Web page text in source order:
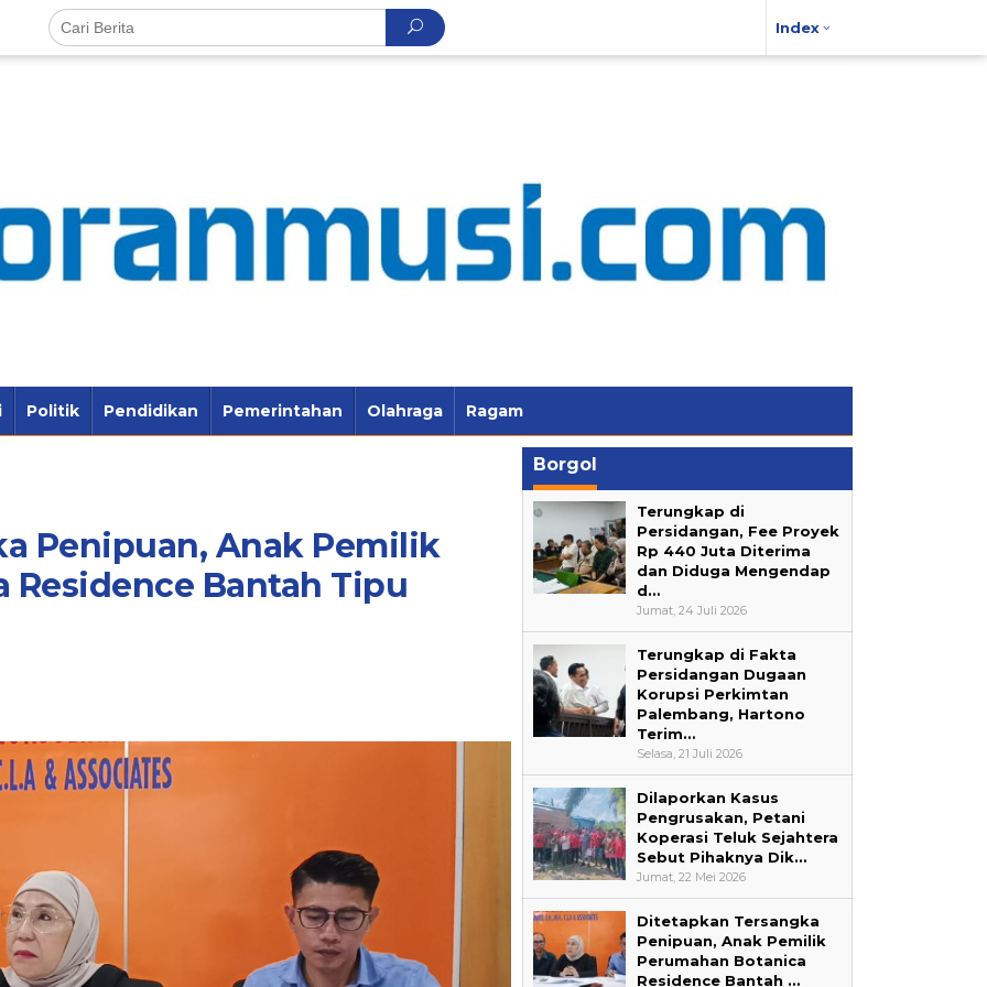
Index
Politik Pendidikan Pemerintahan Olahraga Ragam
Penipuan, Anak Pemilik
Residence Bantah Tipu
Borgol
Terungkap di
Persidangan, Fee Proyek
Rp 440 Juta Diterima
dan Diduga Mengendap
d…
Jumat, 24 Juli 2026
Terungkap di Fakta
Persidangan Dugaan
Korupsi Perkimtan
Palembang, Hartono
Terim…
Selasa, 21 Juli 2026
Dilaporkan Kasus
Pengrusakan, Petani
Koperasi Teluk Sejahtera
Sebut Pihaknya Dik…
Jumat, 22 Mei 2026
Ditetapkan Tersangka
Penipuan, Anak Pemilik
Perumahan Botanica
Residence Bantah …